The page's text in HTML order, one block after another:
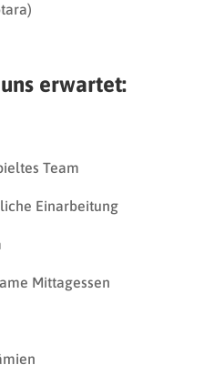
erwartet:
Team
Einarbeitung
Mittagessen